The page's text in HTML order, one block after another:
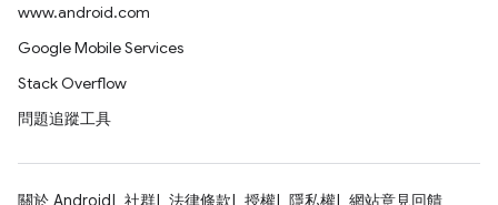
www.android.com
Google Mobile Services
Stack Overflow
問題追蹤工具
關於 Android 社群 法律條款 授權 隱私權 網站意見回饋